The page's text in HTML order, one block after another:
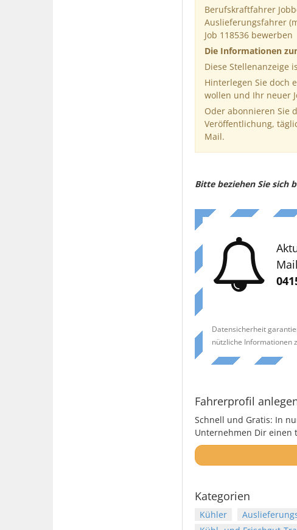
Berufskraftfahrer
Auslieferungsfahrer
Job 118536 bewerben
Die Informationen
Diese Stellenanzeige
Hinterlegen Sie doch
wollen und Ihr neuer
Oder abonnieren Sie
Veröffentlichung,
Mail.
Bitte beziehen Sie sich
Datensicherheit
nützliche Informationen
Fahrerprofil
Schnell und Gratis: In
Unternehmen Dir einen
Kategorien
Kühler